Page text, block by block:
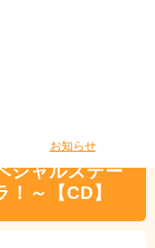
お知らせ
シャルステー
～【CD】